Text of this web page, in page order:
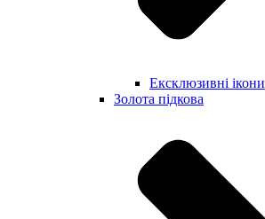
Ексклюзивні ікони
Золота підкова